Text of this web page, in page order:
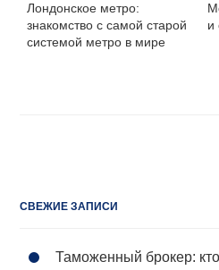
Лондонское метро:
знакомство с самой старой
системой метро в мире
и
СВЕЖИЕ ЗАПИСИ
Таможенный брокер: